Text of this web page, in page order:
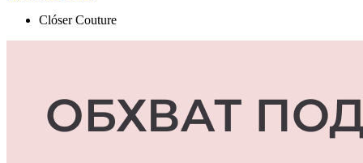
Clóser Couture